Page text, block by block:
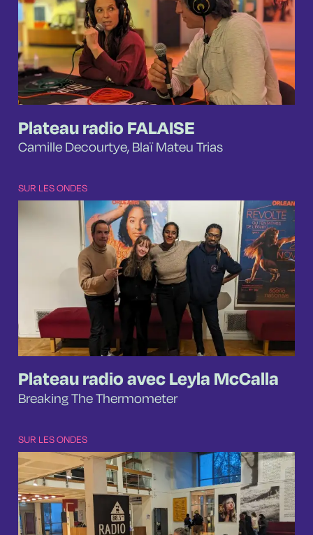
Plateau radio FALAISE
Camille Decourtye, Blaï Mateu Trias
SUR LES ONDES
Plateau radio avec Leyla McCalla
Breaking The Thermometer
SUR LES ONDES